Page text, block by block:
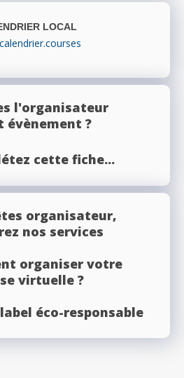
LOCAL
l'organisateur
évènement ?
cette fiche...
organisateur,
nos services
organiser votre
virtuelle ?
éco-responsable